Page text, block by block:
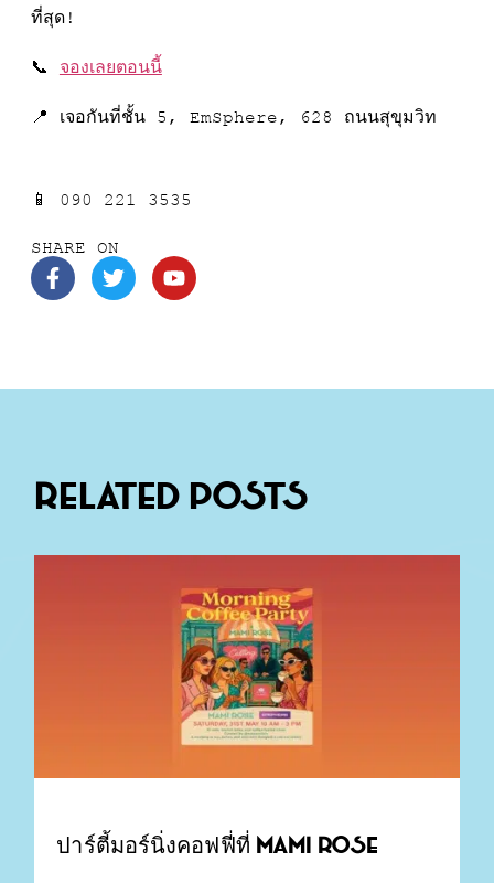
ที่สุด!
📞 จองเลยตอนนี้
📍 เจอกันที่ชั้น 5, EmSphere, 628 ถนนสุขุมวิท
📱 090 221 3535
SHARE ON
Related Posts
ปาร์ตี้มอร์นิ่งคอฟฟี่ที่ Mami Rose